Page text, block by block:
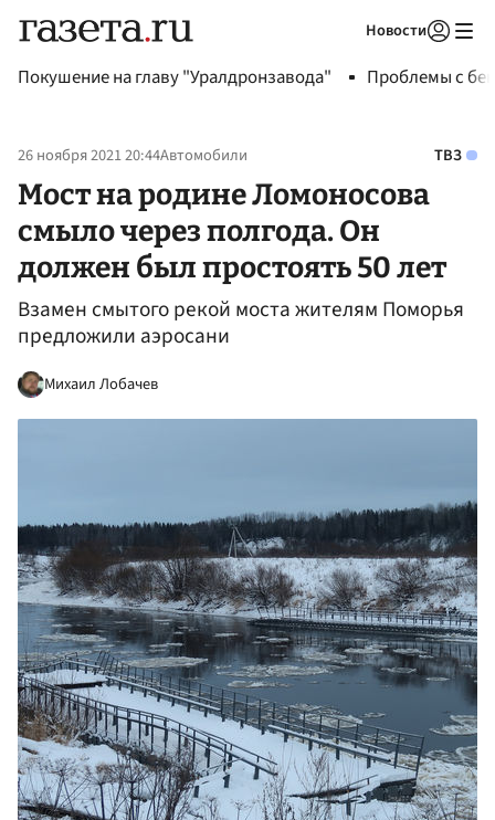
Новости
Покушение на главу "Уралдронзавода" Проблемы с
26 ноября 2021 20:44Автомобили ТВЗ
Мост на родине Ломоносова
смыло через полгода. Он
должен был простоять 50 лет
Взамен смытого рекой моста жителям Поморья
предложили аэросани
Михаил Лобачев